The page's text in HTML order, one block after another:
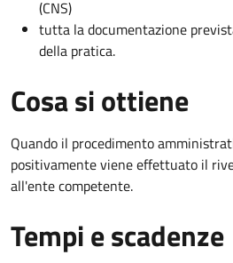
(CNS)
tutta la documentazione
della pratica.
Cosa si ottiene
Quando il procedimento
positivamente viene effettuato il
all'ente competente.
Tempi e scadenze